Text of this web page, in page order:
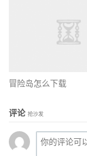
冒险岛怎么下载
评论 抢沙发